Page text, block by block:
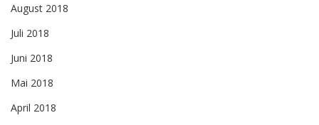
August 2018
Juli 2018
Juni 2018
Mai 2018
April 2018